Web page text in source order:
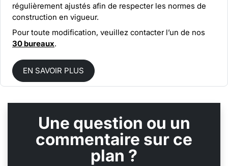
régulièrement ajustés afin de respecter les normes de
construction en vigueur.
Pour toute modification, veuillez contacter l’un de nos
30 bureaux.
EN SAVOIR PLUS
Une question ou un
commentaire sur ce
plan ?